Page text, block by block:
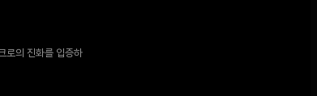
로의 진화를 입증하